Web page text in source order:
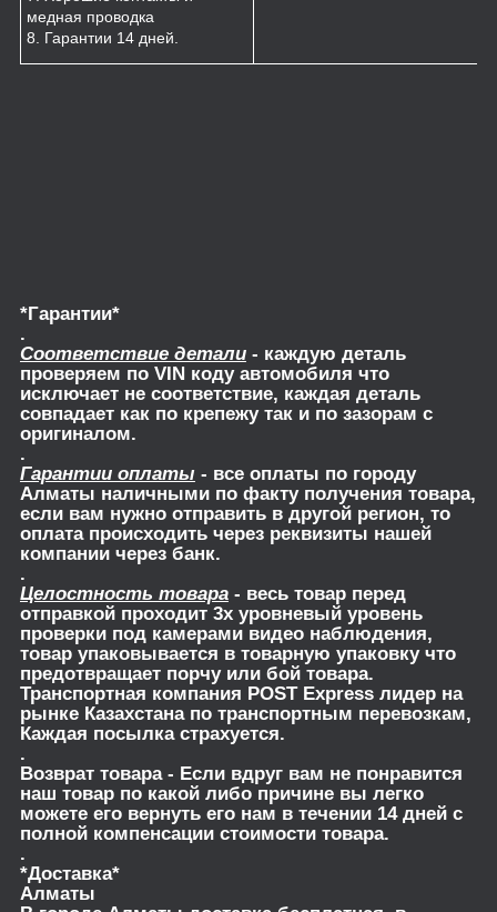
медная проводка
8. Гарантии 14 дней.
*Гарантии*
.
Соответствие детали - каждую деталь
проверяем по VIN коду автомобиля что
исключает не соответствие, каждая деталь
совпадает как по крепежу так и по зазорам с
оригиналом.
.
Гарантии оплаты - все оплаты по городу
Алматы наличными по факту получения товара,
если вам нужно отправить в другой регион, то
оплата происходить через реквизиты нашей
компании через банк.
.
Целостность товара - весь товар перед
отправкой проходит 3х уровневый уровень
проверки под камерами видео наблюдения,
товар упаковывается в товарную упаковку что
предотвращает порчу или бой товара.
Транспортная компания POST Express лидер на
рынке Казахстана по транспортным перевозкам,
Каждая посылка страхуется.
.
Возврат товара- Если вдруг вам не понравится
наш товар по какой либо причине вы легко
можете его вернуть его нам в течении 14 дней с
полной компенсации стоимости товара.
.
*Доставка*
Алматы